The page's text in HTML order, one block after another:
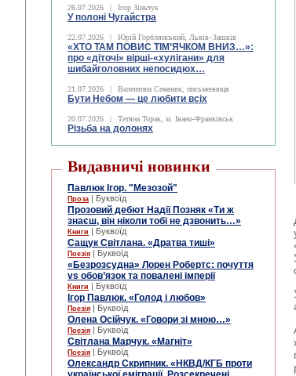
26.07.2026 | Ігор Зіньчук
У полоні Чугайстра
22.07.2026 | Юрій Горблянський, Львів–Зашків
«ХТО ТАМ ПОВИС ТІМ’ЯЧКОМ ВНИЗ…»:
про «діточі» вірші-«хулігани» для
шибайголовних непосидюх…
21.07.2026 | Валентина Семеняк, письменниця
Бути Небом ― це любити всіх
20.07.2026 | Тетяна Торак, м. Івано-Франківськ
Різьба на долонях
Видавничі новинки
Павлюк Ігор. "Мезозой"
Проза | Буквоїд
Прозовий дебют Надії Позняк «Ти ж
знаєш, він ніколи тобі не дзвонить…»
Книги | Буквоїд
Сащук Світлана. «Дратва тиші»
Поезія | Буквоїд
«Безрозсудна» Лорен Робертс: почуття
vs обов’язок та повалені імперії
Книги | Буквоїд
Ігор Павлюк. «Голод і любов»
Поезія | Буквоїд
Олена Осійчук. «Говори зі мною…»
Поезія | Буквоїд
Світлана Марчук. «Магніт»
Поезія | Буквоїд
Олександр Скрипник. «НКВД/КГБ проти